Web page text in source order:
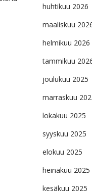
huhtikuu 2026
maaliskuu
helmikuu 2026
tammikuu
joulukuu 2025
marraskuu
lokakuu 2025
syyskuu 2025
elokuu 2025
heinäkuu 2025
kesäkuu 2025